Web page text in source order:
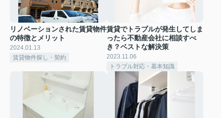
リノベーションされた賃貸物件
の特徴とメリット
2024.01.13
賃貸物件探し・契約
賃貸でトラブルが発生してしま
ったら不動産会社に相談すべ
き？ベストな解決策
2023.11.06
トラブル対応・基本知識